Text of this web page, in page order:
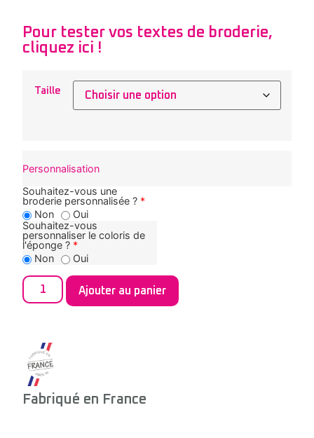
Pour tester vos textes de broderie,
cliquez ici !
Taille
Personnalisation
Souhaitez-vous une
broderie personnalisée ? *
Non
Oui
Souhaitez-vous
personnaliser le coloris de
l'éponge ? *
Non
Oui
Ajouter au panier
Fabriqué en France